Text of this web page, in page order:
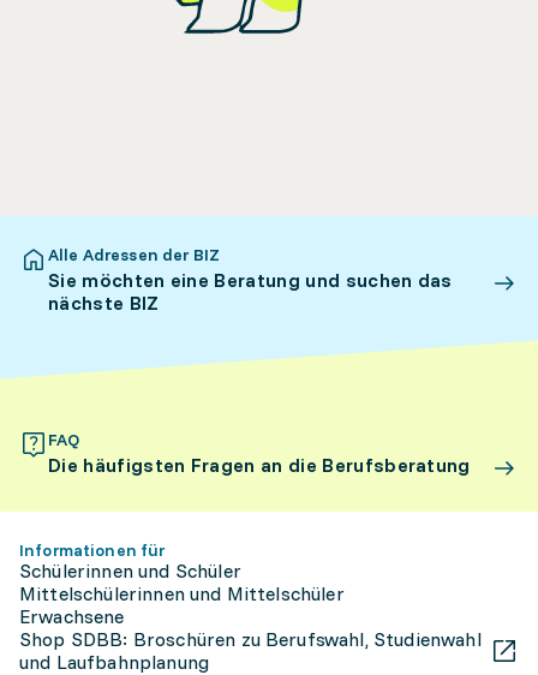
Alle Adressen der BIZ
Sie möchten eine Beratung und suchen das
nächste BIZ
FAQ
Die häufigsten Fragen an die Berufsberatung
Informationen für
Schülerinnen und Schüler
Mittelschülerinnen und Mittelschüler
Erwachsene
Shop SDBB: Broschüren zu Berufswahl, Studienwahl
und Laufbahnplanung